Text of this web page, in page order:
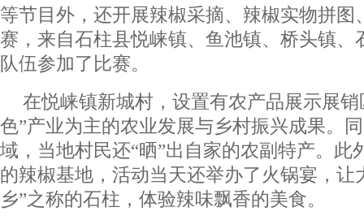
等节目外，还开展辣椒采摘、辣椒实物拼图
赛，来自石柱县悦崃镇、鱼池镇、桥头镇、
队伍参加了比赛。
在悦崃镇新城村，设置有农产品展示展
色”产业为主的农业发展与乡村振兴成果。
域，当地村民还“晒”出自家的农副特产。此
的辣椒基地，活动当天还举办了火锅宴，让
乡”之称的石柱，体验辣味飘香的美食。